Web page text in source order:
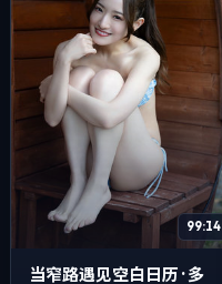
99:14
当窄路遇见空白日历 · 多